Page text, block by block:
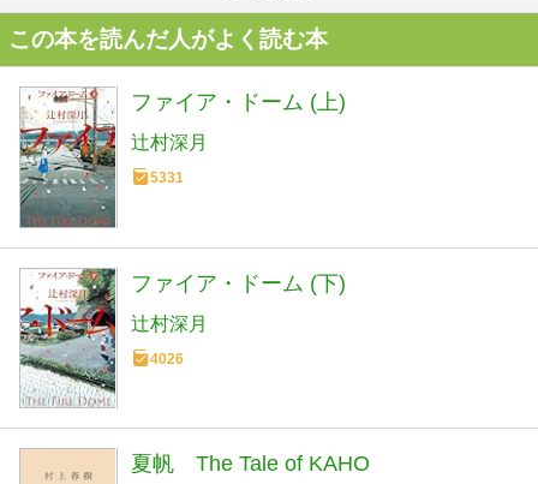
この本を読んだ人がよく読む本
ファイア・ドーム (上)
辻村深月
5331
ファイア・ドーム (下)
辻村深月
4026
夏帆 The Tale of KAHO